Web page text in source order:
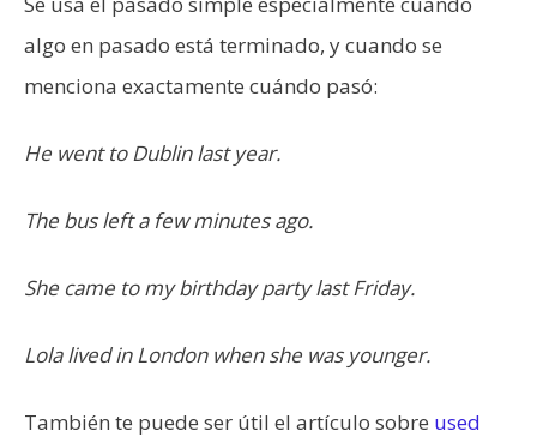
algo en pasado está terminado, y cuando se
menciona exactamente cuándo pasó:
He went to Dublin last year.
The bus left a few minutes ago.
She came to my birthday party last Friday.
Lola lived in London when she was younger.
También te puede ser útil el artículo sobre used